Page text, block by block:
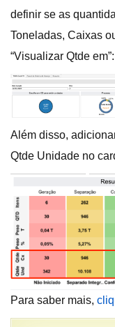
definir se as
Toneladas, Caixas
“Visualizar Qtde em”:
Além disso,
Qtde Unidade no
Para saber mais,